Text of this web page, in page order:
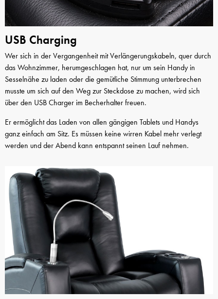
USB Charging
Wer sich in der Vergangenheit mit Verlängerungskabeln, quer durch
das Wohnzimmer, herumgeschlagen hat, nur um sein Handy in
Sesselnähe zu laden oder die gemütliche Stimmung unterbrechen
musste um sich auf den Weg zur Steckdose zu machen, wird sich
über den USB Charger im Becherhalter freuen.
Er ermöglicht das Laden von allen gängigen Tablets und Handys
ganz einfach am Sitz. Es müssen keine wirren Kabel mehr verlegt
werden und der Abend kann entspannt seinen Lauf nehmen.